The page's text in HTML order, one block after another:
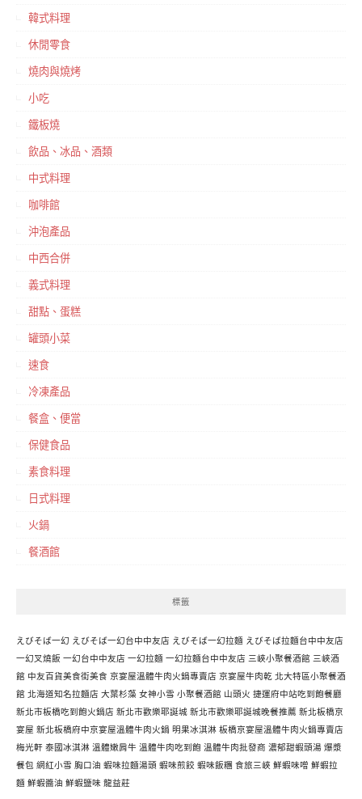
韓式料理
休閒零食
燒肉與燒烤
小吃
鐵板燒
飲品、冰品、酒類
中式料理
咖啡館
沖泡產品
中西合併
義式料理
甜點、蛋糕
罐頭小菜
速食
冷凍產品
餐盒、便當
保健食品
素食料理
日式料理
火鍋
餐酒館
標籤
えびそば一幻 えびそば一幻台中中友店 えびそば一幻拉麵 えびそば拉麵台中中友店
一幻叉燒飯 一幻台中中友店 一幻拉麵 一幻拉麵台中中友店 三峽小聚餐酒館 三峽酒
館 中友百貨美食街美食 京宴屋溫體牛肉火鍋專賣店 京宴屋牛肉乾 北大特區小聚餐酒
館 北海道知名拉麵店 大葉杉藻 女神小雪 小聚餐酒館 山頭火 捷運府中站吃到飽餐廳
新北市板橋吃到飽火鍋店 新北市歡樂耶誕城 新北市歡樂耶誕城晚餐推薦 新北板橋京
宴屋 新北板橋府中京宴屋溫體牛肉火鍋 明果冰淇淋 板橋京宴屋溫體牛肉火鍋專賣店
梅光軒 泰國冰淇淋 溫體嫩肩牛 溫體牛肉吃到飽 溫體牛肉批發商 濃郁甜蝦頭湯 爆漿
餐包 網紅小雪 胸口油 蝦味拉麵湯頭 蝦味煎餃 蝦味飯糰 食旅三峽 鮮蝦味噌 鮮蝦拉
麵 鮮蝦醬油 鮮蝦鹽味 龍益莊